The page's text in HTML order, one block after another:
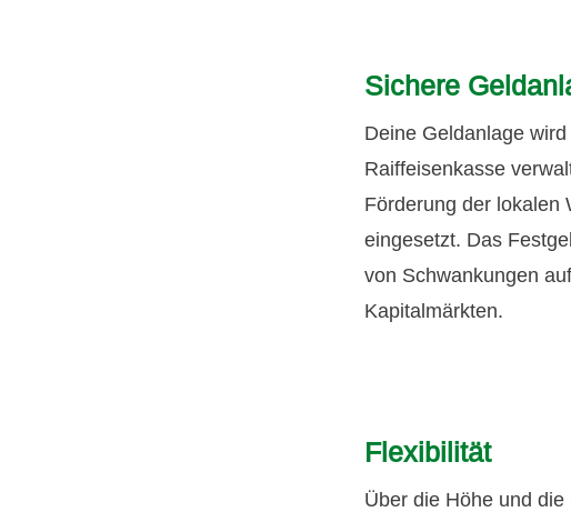
Sichere
Deine Geldanlage
Raiffeisenkasse
Förderung der lokalen
eingesetzt. Das
von Schwankungen
Kapitalmärkten.
Flexibilität
Über die Höhe und